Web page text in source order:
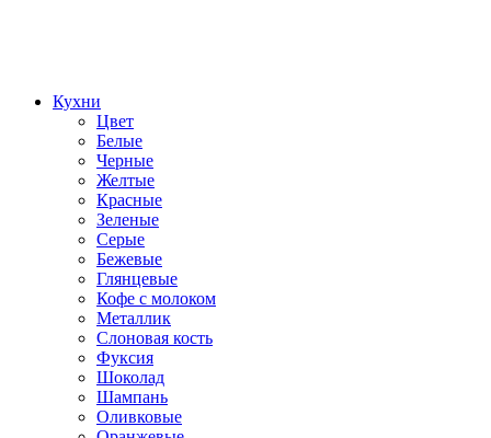
Кухни
Цвет
Белые
Черные
Желтые
Красные
Зеленые
Серые
Бежевые
Глянцевые
Кофе с молоком
Металлик
Слоновая кость
Фуксия
Шоколад
Шампань
Оливковые